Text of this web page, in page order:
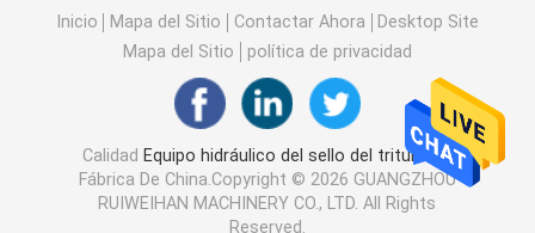
Sello de aceite hidráulico
Sello hidráulico del pistón
Inicio Mapa del Sitio Contactar Ahora
Desktop Site
Mapa del Sitio
política de privacidad
Calidad Equipo hidráulico del sello del triturador
Fábrica De China.Copyright © 2026 GUANGZHOU
RUIWEIHAN MACHINERY CO., LTD. All Rights
Reserved.